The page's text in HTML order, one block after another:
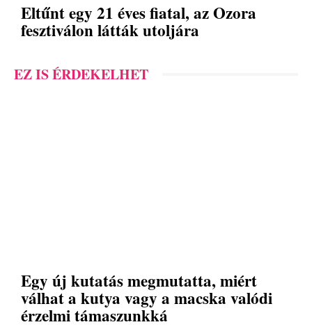
Eltűnt egy 21 éves fiatal, az Ozora
fesztiválon látták utoljára
EZ IS ÉRDEKELHET
Egy új kutatás megmutatta, miért
válhat a kutya vagy a macska valódi
érzelmi támaszunkká